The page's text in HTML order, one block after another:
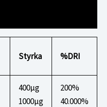
Styrka %DRI
400μg
1000μg
200%
40.000%